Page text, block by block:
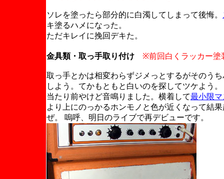
ソレを塗ったら部分的に白濁してしまって後悔。
キ塗るハメになった。
ただキレイに挽回デキた。
金具類・取っ手取り付け ※前回白くラッカー塗
取っ手とかは相変わらずジメっとするがそのう
しよう。てかもともと白いのを探してツケよう。
当たり前やけど音鳴りました。横着して最小限
より上にのっかるホンモノと色が近くなって結
ぜ。 嗚呼、明日のライブで再デビューです。